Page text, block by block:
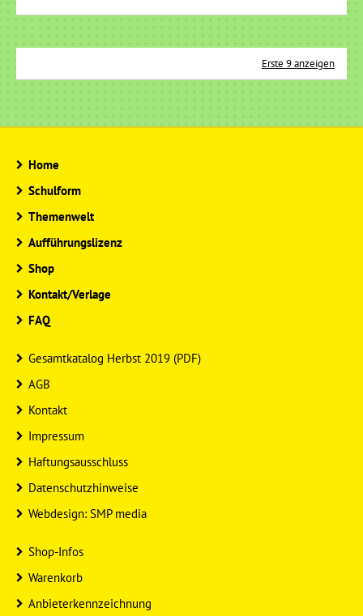
Erste 9 anzeigen
Home
Schulform
Themenwelt
Aufführungslizenz
Shop
Kontakt/Verlage
FAQ
Gesamtkatalog Herbst 2019 (PDF)
AGB
Kontakt
Impressum
Haftungsausschluss
Datenschutzhinweise
Webdesign: SMP media
Shop-Infos
Warenkorb
Anbieterkennzeichnung